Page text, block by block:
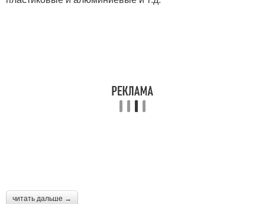
читать дальше →